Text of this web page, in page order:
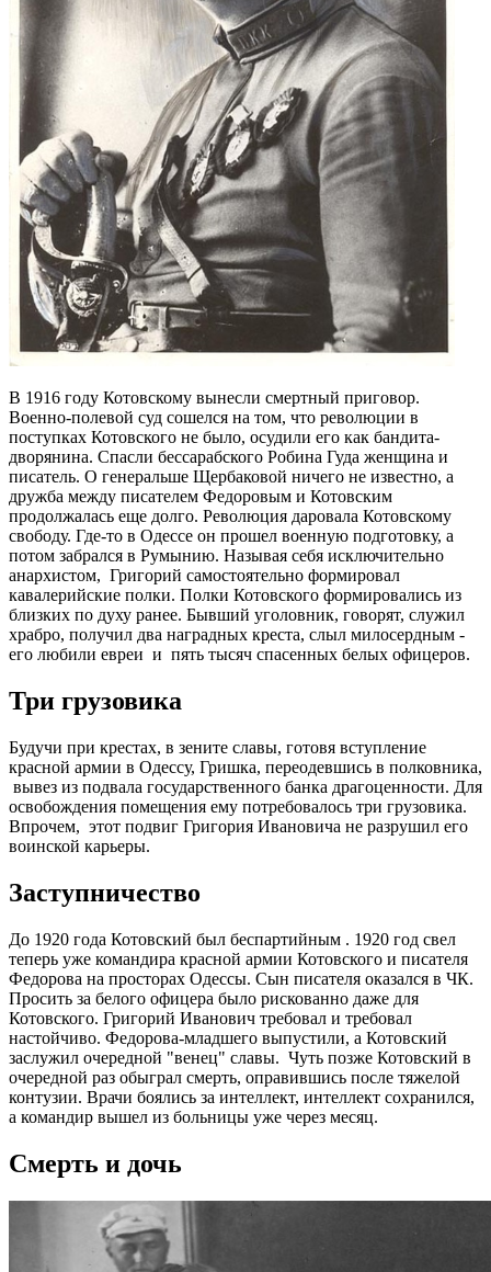
В 1916 году Котовскому вынесли смертный приговор.
Военно-полевой суд сошелся на том, что революции в
поступках Котовского не было, осудили его как бандита-
дворянина. Спасли бессарабского Робина Гуда женщина и
писатель. О генеральше Щербаковой ничего не известно, а
дружба между писателем Федоровым и Котовским
продолжалась еще долго. Революция даровала Котовскому
свободу. Где-то в Одессе он прошел военную подготовку, а
потом забрался в Румынию. Называя себя исключительно
анархистом, Григорий самостоятельно формировал
кавалерийские полки. Полки Котовского формировались из
близких по духу ранее. Бывший уголовник, говорят, служил
храбро, получил два наградных креста, слыл милосердным -
его любили евреи и пять тысяч спасенных белых офицеров.
Три грузовика
Будучи при крестах, в зените славы, готовя вступление
красной армии в Одессу, Гришка, переодевшись в полковника,
вывез из подвала государственного банка драгоценности. Для
освобождения помещения ему потребовалось три грузовика.
Впрочем, этот подвиг Григория Ивановича не разрушил его
воинской карьеры.
Заступничество
До 1920 года Котовский был беспартийным . 1920 год свел
теперь уже командира красной армии Котовского и писателя
Федорова на просторах Одессы. Сын писателя оказался в ЧК.
Просить за белого офицера было рискованно даже для
Котовского. Григорий Иванович требовал и требовал
настойчиво. Федорова-младшего выпустили, а Котовский
заслужил очередной "венец" славы. Чуть позже Котовский в
очередной раз обыграл смерть, оправившись после тяжелой
контузии. Врачи боялись за интеллект, интеллект сохранился,
а командир вышел из больницы уже через месяц.
Смерть и дочь